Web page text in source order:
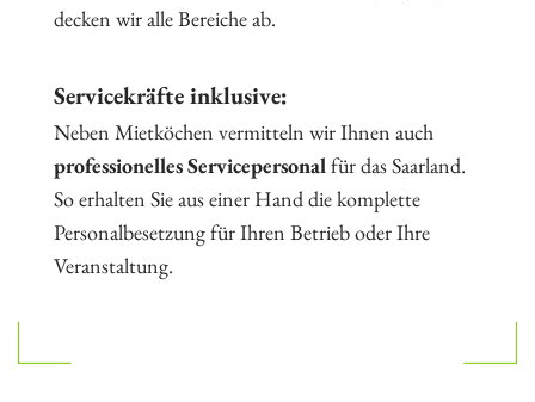
decken wir alle Bereiche ab.
Servicekräfte inklusive:
Neben Mietköchen vermitteln wir Ihnen auch
professionelles Servicepersonalfür das Saarland.
So erhalten Sie aus einer Hand die komplette
Personalbesetzung für Ihren Betrieb oder Ihre
Veranstaltung.